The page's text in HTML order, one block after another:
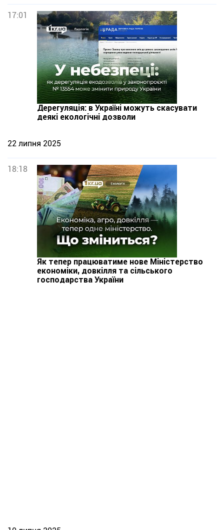
17:01
Дерегуляція: в Україні можуть скасувати
деякі екологічні дозволи
22 липня 2025
18:18
Як тепер працюватиме нове Міністерство
економіки, довкілля та сільського
господарства України